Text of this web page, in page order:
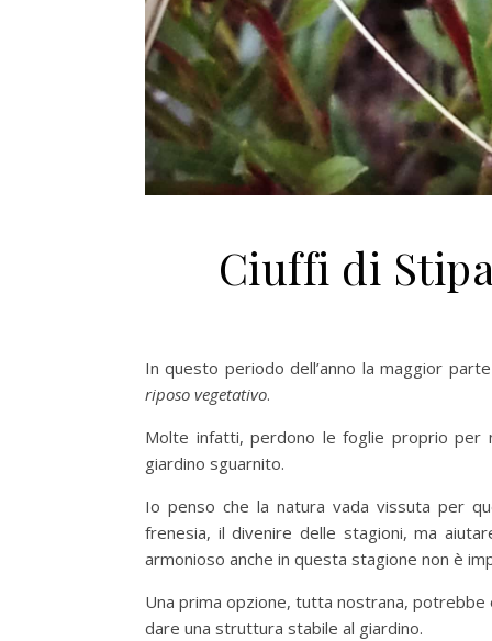
Ciuffi di
In questo periodo dell’anno la maggior
riposo vegetativo.
Molte infatti, perdono le foglie proprio per
giardino sguarnito.
Io penso che la natura vada vissuta per
frenesia, il divenire delle stagioni, ma
armonioso anche in questa stagione non è
Una prima opzione, tutta nostrana,
dare una struttura stabile al giardino.